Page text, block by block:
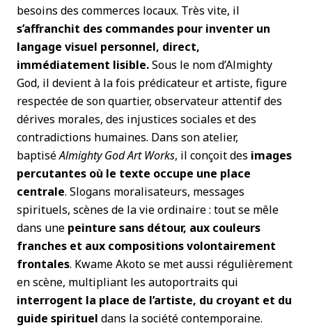
besoins des commerces locaux. Très vite, il
s’affranchit des commandes pour inventer un
langage visuel personnel, direct,
immédiatement lisible.Sous le nom d’Almighty
God, il devient à la fois prédicateur et artiste, figure
respectée de son quartier, observateur attentif des
dérives morales, des injustices sociales et des
contradictions humaines. Dans son atelier,
baptiséAlmighty God Art Works, il conçoit des images
percutantes où le texte occupe une place
centrale. Slogans moralisateurs, messages
spirituels, scènes de la vie ordinaire : tout se mêle
dans une peinture sans détour, aux couleurs
franches et aux compositions volontairement
frontales. Kwame Akoto se met aussi régulièrement
en scène, multipliant les autoportraits qui
interrogent la place de l’artiste, du croyant et du
guide spirituel dans la société contemporaine.